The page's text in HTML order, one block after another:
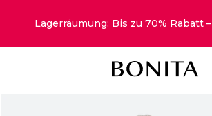
Lagerräumung: Bis zu 70% Rabatt –